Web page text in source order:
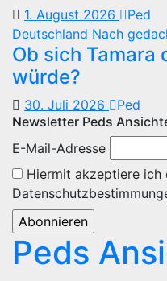
1. August 2026
Ped
Deutschland Nach
Ob sich Tamara
würde?
30. Juli 2026
Ped
Newsletter Peds
E-Mail-Adresse
Hiermit akzeptiere ich
Peds